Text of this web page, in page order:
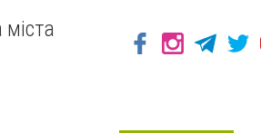
міста